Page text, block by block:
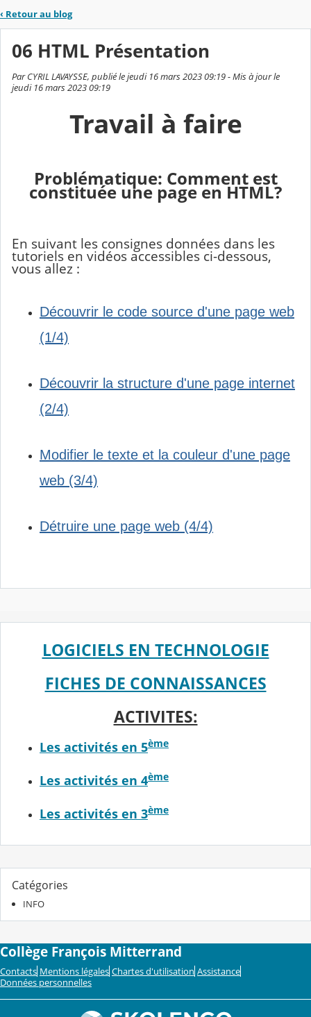
‹ Retour au blog
06 HTML Présentation
Par CYRIL LAVAYSSE, publié le jeudi 16 mars 2023 09:19 - Mis à jour le
jeudi 16 mars 2023 09:19
Travail à faire
Problématique: Comment est
constituée une pageen HTML?
En suivant les consignes données dans les
tutoriels en vidéos accessibles ci-dessous,
vous allez :
Découvrir l e code source d'une page web
(1/4)
Découvrir l a structure d'une page internet
(2/4)
Modifier l e texte et la couleur d'une page
web (3/4)
Détruire une page web (4/4)
LOGICIELS EN TECHNOLOGIE
FICHES DE CONNAISSANCES
ACTIVITES:
Les activités en 5ème
Les activités en 4ème
Les activités en 3ème
Catégories
INFO
Collège François Mitterrand
Contacts Mentions légales Chartes d'utilisation Assistance
Données personnelles